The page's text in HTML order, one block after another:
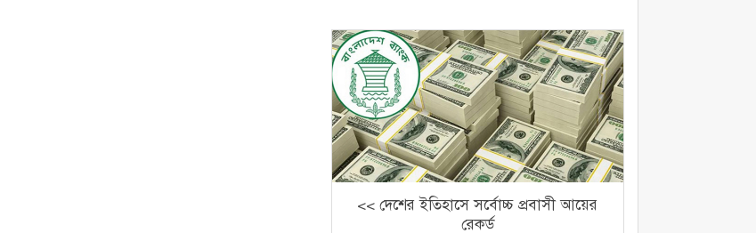
<< দেশের ইতিহাসে সর্বোচ্চ প্রবাসী আয়ের
রেকর্ড